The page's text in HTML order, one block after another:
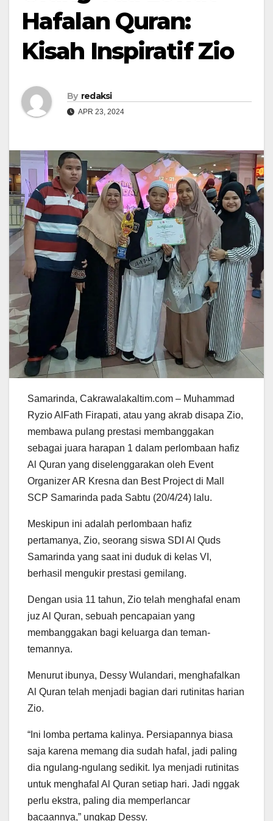
Hafalan Quran:
Kisah Inspiratif Zio
By redaksi
APR 23, 2024
Samarinda, Cakrawalakaltim.com – Muhammad
Ryzio AlFath Firapati, atau yang akrab disapa Zio,
membawa pulang prestasi membanggakan
sebagai juara harapan 1 dalam perlombaan hafiz
Al Quran yang diselenggarakan oleh Event
Organizer AR Kresna dan Best Project di Mall
SCP Samarinda pada Sabtu (20/4/24) lalu.
Meskipun ini adalah perlombaan hafiz
pertamanya, Zio, seorang siswa SDI Al Quds
Samarinda yang saat ini duduk di kelas VI,
berhasil mengukir prestasi gemilang.
Dengan usia 11 tahun, Zio telah menghafal enam
juz Al Quran, sebuah pencapaian yang
membanggakan bagi keluarga dan teman-
temannya.
Menurut ibunya, Dessy Wulandari, menghafalkan
Al Quran telah menjadi bagian dari rutinitas harian
Zio.
“Ini lomba pertama kalinya. Persiapannya biasa
saja karena memang dia sudah hafal, jadi paling
dia ngulang-ngulang sedikit. Iya menjadi rutinitas
untuk menghafal Al Quran setiap hari. Jadi nggak
perlu ekstra, paling dia memperlancar
bacaannya,” ungkap Dessy.